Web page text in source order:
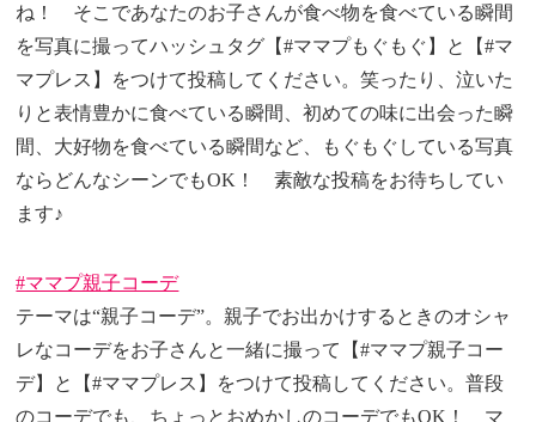
ね！ そこであなたのお子さんが食べ物を食べている瞬間
を写真に撮ってハッシュタグ【#ママプもぐもぐ】と【#マ
マプレス】をつけて投稿してください。笑ったり、泣いた
りと表情豊かに食べている瞬間、初めての味に出会った瞬
間、大好物を食べている瞬間など、もぐもぐしている写真
ならどんなシーンでもOK！ 素敵な投稿をお待ちしてい
ます♪
#ママプ親子コーデ
テーマは“親子コーデ”。親子でお出かけするときのオシャ
レなコーデをお子さんと一緒に撮って【#ママプ親子コー
デ】と【#ママプレス】をつけて投稿してください。普段
のコーデでも、ちょっとおめかしのコーデでもOK！ マ